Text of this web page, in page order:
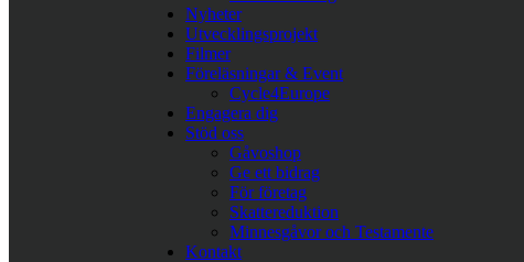
Nyheter
Utvecklingsprojekt
Filmer
Föreläsningar & Event
Cycle4Europe
Engagera dig
Stöd oss
Gåvoshop
Ge ett bidrag
För företag
Skattereduktion
Minnesgåvor och Testamente
Kontakt